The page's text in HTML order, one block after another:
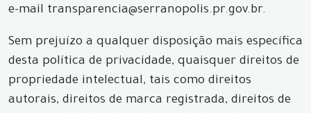
e-mail transparencia@serranopolis.pr.gov.br.
Sem prejuízo a qualquer disposição mais específica
desta política de privacidade, quaisquer direitos de
propriedade intelectual, tais como direitos
autorais, direitos de marca registrada, direitos de